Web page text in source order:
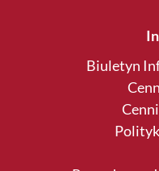
Biuletyn